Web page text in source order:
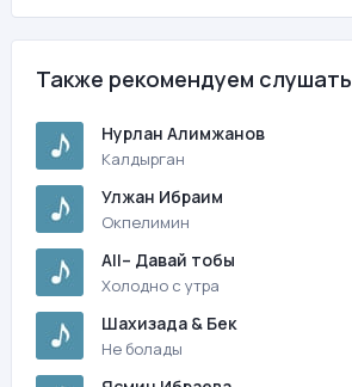
Также рекомендуем слушать
Нурлан Алимжанов
Калдырган
Улжан Ибраим
Окпелимин
All– Давай тобы
Холодно с утра
Шахизада & Бек
Не болады